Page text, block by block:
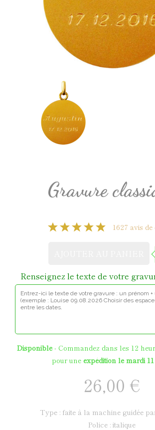
Gravure
1627 avis
Renseignez le texte de votre
Disponible- Commandez dans les 12
pour une expédition le mardi
26,00 €
type : faite à la machine guidée
police : italique